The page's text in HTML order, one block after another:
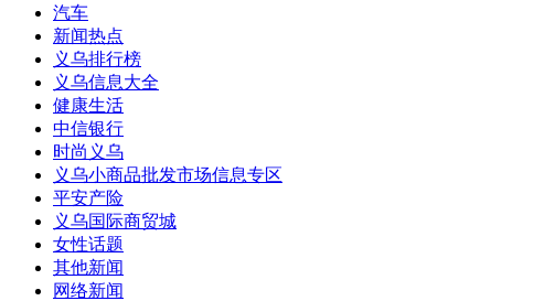
汽车
新闻热点
义乌排行榜
义乌信息大全
健康生活
中信银行
时尚义乌
义乌小商品批发市场信息专区
平安产险
义乌国际商贸城
女性话题
其他新闻
网络新闻